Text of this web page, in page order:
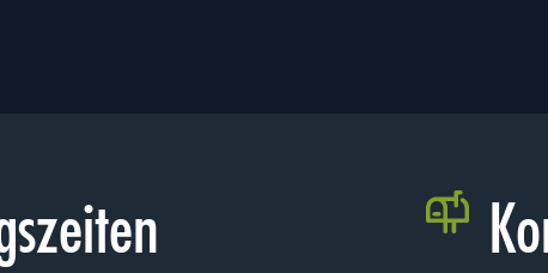
ist bewusst, dass ich meine Einwilligung jederzeit widerrufen kann, was
nicht weiter berücksichtigt werden kann.